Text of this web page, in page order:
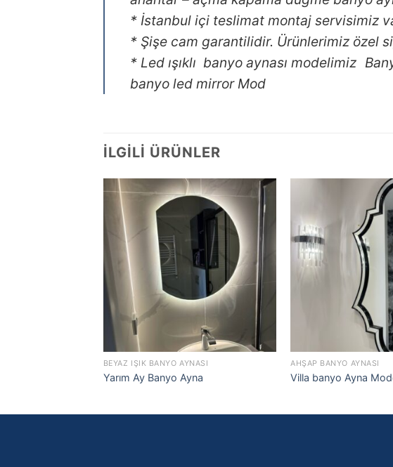
* İstanbul içi teslimat montaj servisimiz
* Şişe cam garantilidir. Ürünlerimiz özel
* Led ışıklı banyo aynası modelimiz
banyo led mirror Mod
İLGILI ÜRÜNLER
BEYAZ IŞIK BANYO AYNASI
Yarım Ay Banyo Ayna
AHŞAP BANYO AYNASI
Villa banyo Ayna